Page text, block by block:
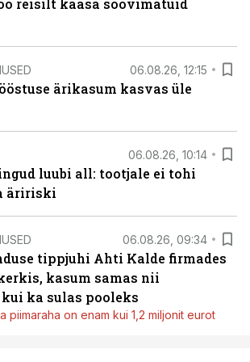
reisilt kaasa soovimatuid
06.08.26, 12:15
ärikasum kasvas üle
06.08.26, 10:14
luubi all: tootjale ei tohi
äririski
06.08.26, 09:34
tippjuhi Ahti Kalde firmades
kasum samas nii
ka sulas pooleks
piimaraha on enam kui 1,2 miljonit eurot